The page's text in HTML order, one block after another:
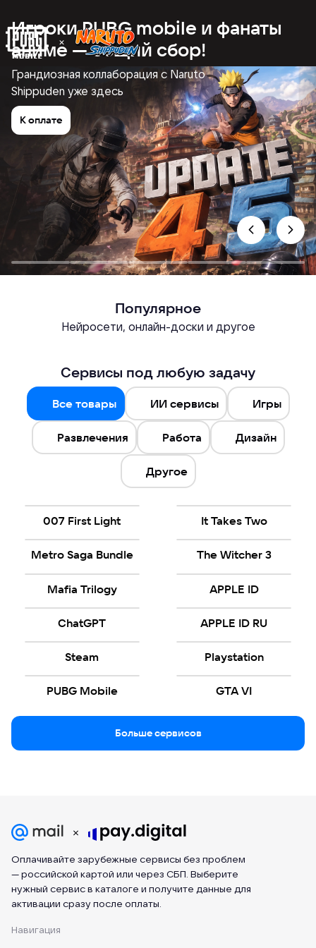
Игроки PUBG mobile и фанаты
аниме — общий сбор!
Грандиозная коллаборация с Naruto
Shippuden уже здесь
К оплате
Популярное
Нейросети, онлайн-доски и другое
Сервисы под любую задачу
Все товары ИИ сервисы Игры
Развлечения Работа Дизайн
Другое
007 First Light It Takes Two
Metro Saga Bundle The Witcher 3
Mafia Trilogy APPLE ID
ChatGPT APPLE ID RU
Steam Playstation
PUBG Mobile GTA VI
Больше сервисов
Оплачивайте зарубежные сервисы без проблем
— российской картой или через СБП. Выберите
нужный сервис в каталоге и получите данные для
активации сразу после оплаты.
Навигация